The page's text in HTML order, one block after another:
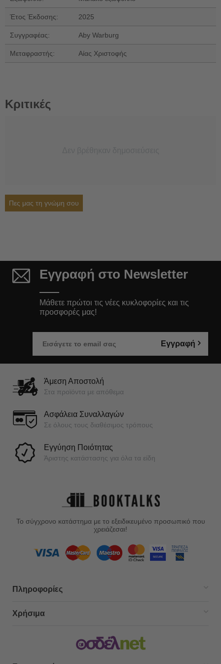
Έτος Έκδοσης: 2025
Συγγραφέας: Aby Warburg
Μεταφραστής: Αίας Χριστοφής
Κριτικές
Πες μας τη γνώμη σου
Εγγραφή στο Newsletter
Μάθετε πρώτοι τις νέες κυκλοφορίες και τις
προσφορές μας!
Εγγραφή
Άμεση Αποστολή
Στα προϊόντα με απόθεμα
Ασφάλεια Συναλλαγών
Σε όλους τους διαθέσιμος τρόπους
Εγγύηση Ποιότητας
Άριστης κατάστασης για όλα τα είδη
Το σύγχρονο κατάστημα με το εξειδικευμένο προσωπικό που
χρειάζεσαι!
Πληροφορίες
Χρήσιμα